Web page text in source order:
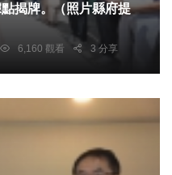
揭牌。（照片縣府提
6,160 觀看 3 分享